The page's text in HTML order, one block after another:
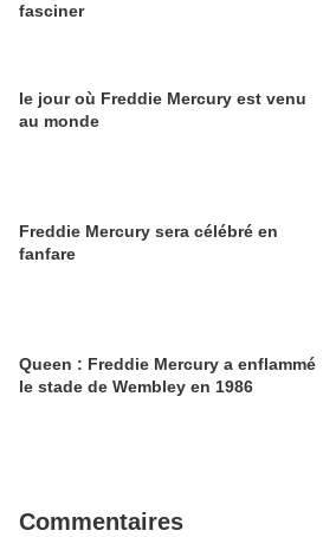
fasciner
le jour où Freddie Mercury est venu
au monde
Freddie Mercury sera célébré en
fanfare
Queen : Freddie Mercury a enflammé
le stade de Wembley en 1986
Commentaires